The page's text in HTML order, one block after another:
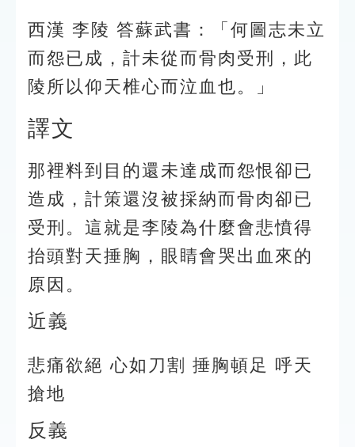
西漢 李陵 答蘇武書：「何圖志未立
而怨已成，計未從而骨肉受刑，此
陵所以仰天椎心而泣血也。」
譯文
那裡料到目的還未達成而怨恨卻已
造成，計策還沒被採納而骨肉卻已
受刑。這就是李陵為什麼會悲憤得
抬頭對天捶胸，眼睛會哭出血來的
原因。
近義
悲痛欲絕 心如刀割 捶胸頓足 呼天
搶地
反義